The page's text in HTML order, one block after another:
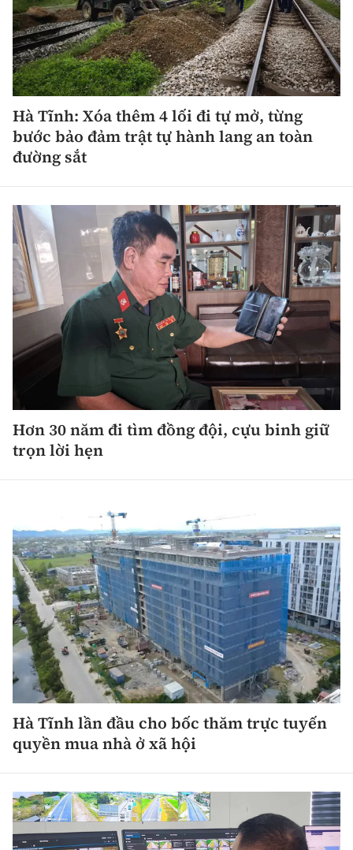
Hà Tĩnh: Xóa thêm 4 lối đi tự mở, từng
bước bảo đảm trật tự hành lang an toàn
đường sắt
Hơn 30 năm đi tìm đồng đội, cựu binh giữ
trọn lời hẹn
Hà Tĩnh lần đầu cho bốc thăm trực tuyến
quyền mua nhà ở xã hội